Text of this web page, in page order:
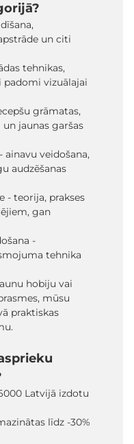
un citi
tehnikas,
padomi vizuālajai
grāmatas,
jaunas garšas
ainavu veidošana,
audzēšanas
- teorija, prakses
gan
-
tehnika
hobiju vai
mūsu
praktiskas
Latvijā izdotu
līdz -30%